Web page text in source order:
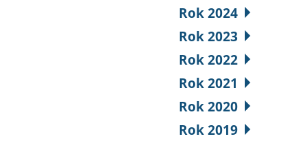
Rok 2024
Rok 2023
Rok 2022
Rok 2021
Rok 2020
Rok 2019